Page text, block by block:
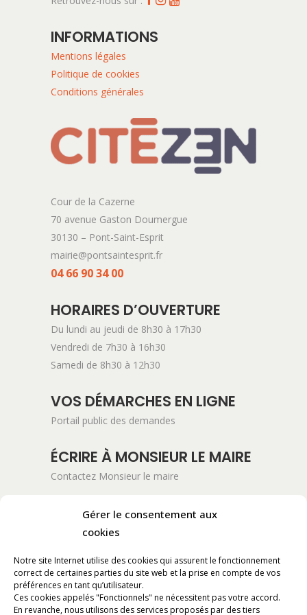
Gérer le consentement aux
cookies
Notre site Internet utilise des cookies qui assurent le fonctionnement
correct de certaines parties du site web et la prise en compte de vos
préférences en tant qu’utilisateur.
Ces cookies appelés "Fonctionnels" ne nécessitent pas votre accord.
En revanche, nous utilisons des services proposés par des tiers
INFORMATIONS
Mentions légales
Politique de cookies
Conditions générales
Cour de la Cazerne
70 avenue Gaston Doumergue
30130 – Pont-Saint-Esprit
mairie@pontsaintesprit.fr
04 66 90 34 00
HORAIRES D’OUVERTURE
Du lundi au jeudi de 8h30 à 17h30
Vendredi de 7h30 à 16h30
Samedi de 8h30 à 12h30
VOS DÉMARCHES EN LIGNE
Portail public des demandes
ÉCRIRE À MONSIEUR LE MAIRE
Contactez Monsieur le maire
ADRESSE POSTALE
Mairie de Pont-Saint-Esprit
BP 11061
30130 Pont-Saint-Esprit